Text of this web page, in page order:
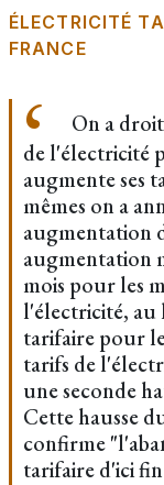
ÉLECTRICITÉ
FRANCE
On a
de l'électricité
augmente ses
mêmes on a
augmentation
augmentation
mois pour les
l'électricité, au
tarifaire pour
tarifs de
une seconde
Cette hausse
confirme
tarifaire d'ici